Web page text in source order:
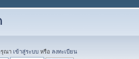
รุณา เข้าสู่ระบบ หรือ ลงทะเบียน